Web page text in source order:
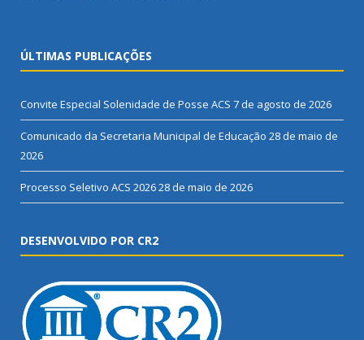
ÚLTIMAS PUBLICAÇÕES
Convite Especial Solenidade de Posse ACS 7 de agosto de 2026
Comunicado da Secretaria Municipal de Educação 28 de maio de
2026
Processo Seletivo ACS 202628 de maio de 2026
DESENVOLVIDO POR CR2